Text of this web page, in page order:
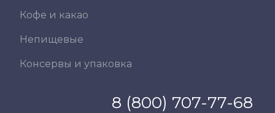
Кофе и какао
Непищевые
Консервы и упаковка
8 (800) 707-77-68